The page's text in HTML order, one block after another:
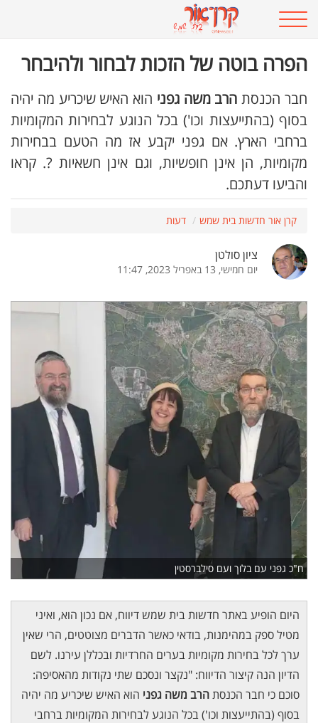
הפרה בוטה של הזכות לבחור ולהיבחר
חבר הכנסת הרב משה גפני הוא האיש שיכריע מה יהיה
בסוף (בהתייעצות וכו') בכל הנוגע לבחירות המקומיות
ברחבי הארץ. אם גפני יקבע אז מה הטעם בבחירות
מקומיות, הן אינן חופשיות, וגם אינן חשאיות ?. קראו
והביעו דעתכם.
קרן אור חדשות בית שמש דעות
ציון סולטן
יום חמישי, 13 באפריל 2023, 11:47
ח"כ גפני עם בלוך ועם סילברסטין
היום הופיע באתר חדשות בית שמש דיווח, אם נכון הוא, ואיני
מטיל ספק במהימנות, בודאי כאשר הדברים מצוטטים, הרי שאין
ערך לכל בחירות מקומיות בערים החרדיות ובכללן עירנו. לשם
הדיון הנה קיצור הדיווח: "נקצר ונסכם שתי נקודות מהאסיפה:
סוכם כי חבר הכנסתהרב משה גפני הוא האיש שיכריע מה יהיה
בסוף (בהתייעצות וכו') בכל הנוגע לבחירות המקומיות ברחבי